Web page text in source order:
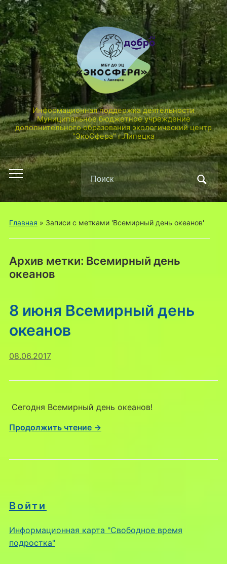
Информационная поддержка деятельности
Муниципальное бюджетное учреждение
дополнительного образования экологический центр
"ЭкоСфера" г.Липецка
Переключить
мобильное
меню
Поиск
по:
Главная » Записи с метками 'Всемирный день океанов'
Архив метки: Всемирный день
океанов
Войти
Информационная карта "Свободное время
подростка"
8 июня Всемирный день
океанов
08.06.2017
Сегодня Всемирный день океанов!
Продолжить чтение →